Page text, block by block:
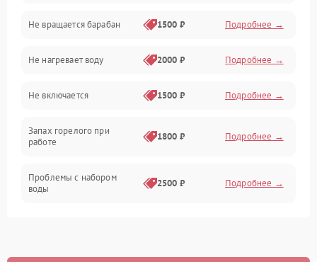
Слив
Программное обеспечение
Не вращается барабан 1500 ₽ Подробнее →
Не нагревает воду 2000 ₽ Подробнее →
Не включается 1500 ₽ Подробнее →
Запах горелого при
работе
1800 ₽ Подробнее →
Проблемы с набором
воды
2500 ₽ Подробнее →